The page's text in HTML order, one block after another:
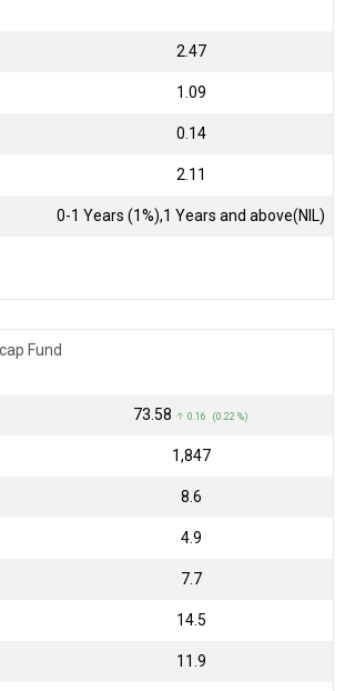
2.47
1.09
0.14
2.11
0-1 Years (1%),1 Years and above(NIL)
Fund
₹73.58 ↑ 0.16 (0.22 %)
₹1,847
8.6
4.9
7.7
14.5
11.9